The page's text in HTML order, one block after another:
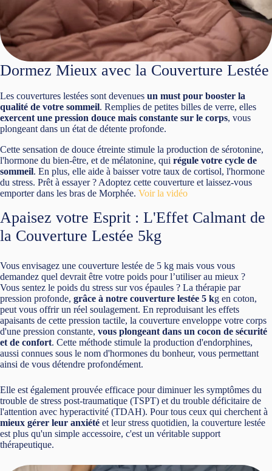
Dormez Mieux avec la Couverture Lestée
Les couvertures lestées sont devenues un must pour booster la
qualité de votre sommeil. Remplies de petites billes de verre, elles
exercent une pression douce mais constante sur le corps, vous
plongeant dans un état de détente profonde.
Cette sensation de douce étreinte stimule la production de sérotonine,
l'hormone du bien-être, et de mélatonine, qui régule votre cycle de
sommeil. En plus, elle aide à baisser votre taux de cortisol, l'hormone
du stress. Prêt à essayer ? Adoptez cette couverture et laissez-vous
emporter dans les bras de Morphée. Voir la vidéo
Apaisez votre Esprit : L'Effet Calmant de
la Couverture Lestée 5kg
Vous envisagez une couverture lestée de 5 kg mais vous vous
demandez quel devrait être votre poids pour l’utiliser au mieux ?
Vous sentez le poids du stress sur vos épaules ? La thérapie par
pression profonde, grâce à notre couverture lestée 5 kg en coton,
peut vous offrir un réel soulagement. En reproduisant les effets
apaisants de cette pression tactile, la couverture enveloppe votre corps
d'une pression constante, vous plongeant dans un cocon de sécurité
et de confort. Cette méthode stimule la production d'endorphines,
aussi connues sous le nom d'hormones du bonheur, vous permettant
ainsi de vous détendre profondément.
Elle est également prouvée efficace pour diminuer les symptômes du
trouble de stress post-traumatique (TSPT) et du trouble déficitaire de
l'attention avec hyperactivité (TDAH). Pour tous ceux qui cherchent à
mieux gérer leur anxiété et leur stress quotidien, la couverture lestée
est plus qu'un simple accessoire, c'est un véritable support
thérapeutique.